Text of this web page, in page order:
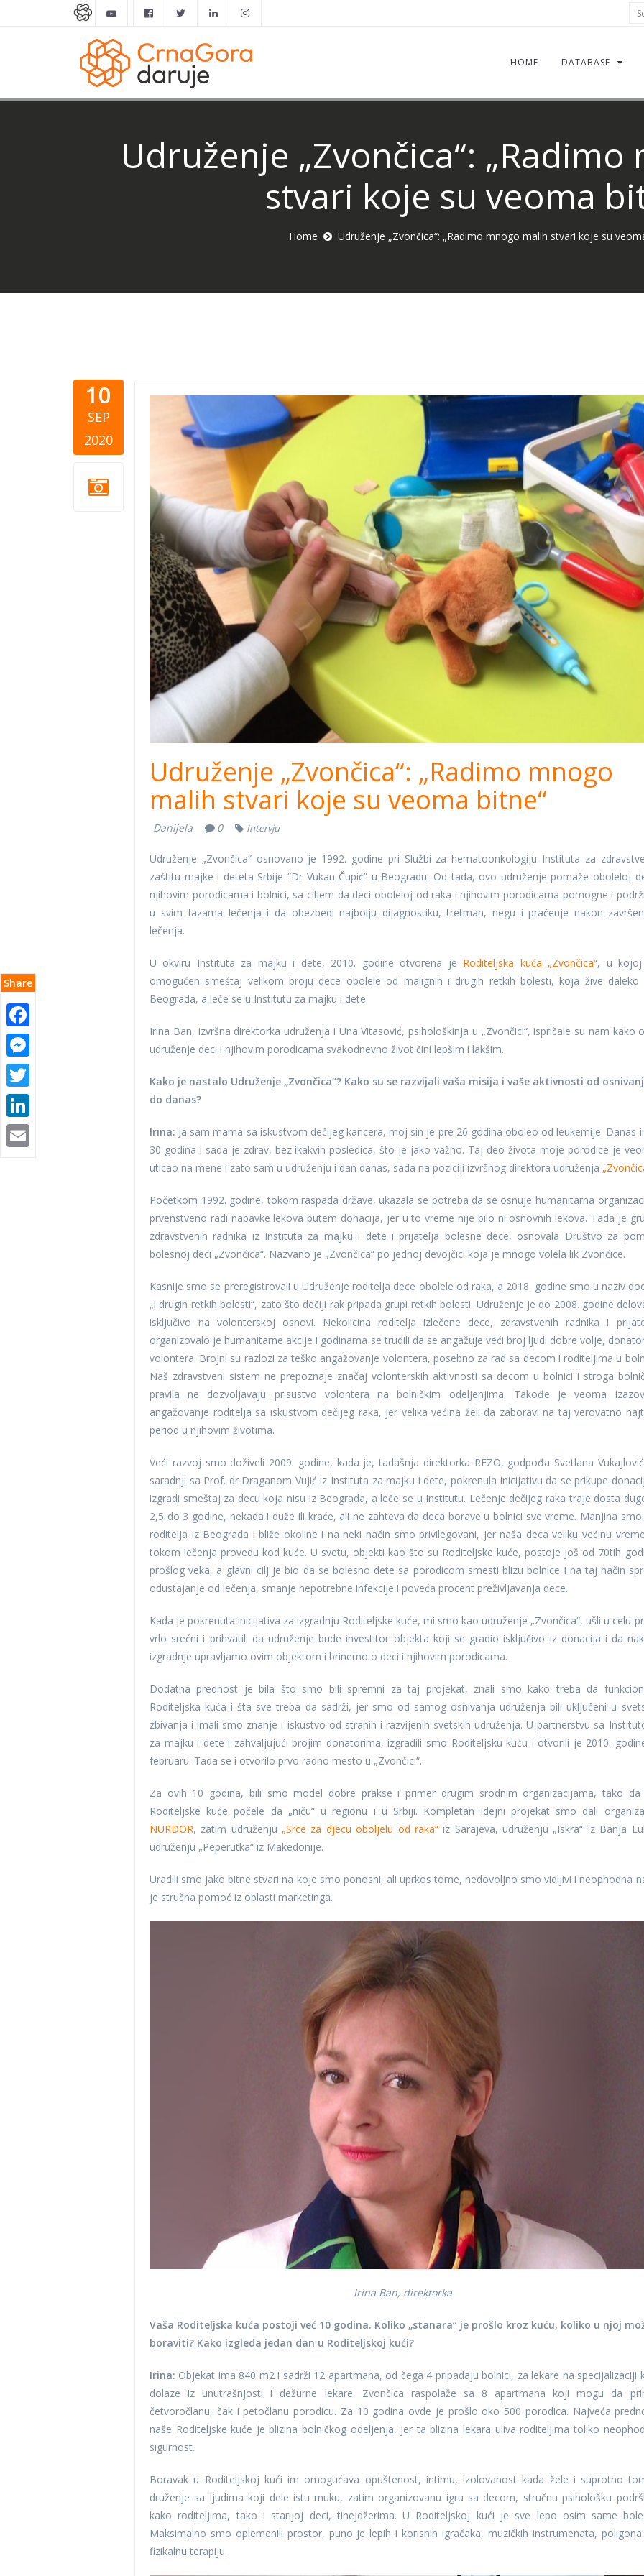
HOME DATABASE
Udruženje „Zvončica“:
stvari koje su veoma
Home Udruženje „Zvončica“: „Radimo mnogo malih stvari koje su
10
SEP
2020
Share
Udruženje-Zvončica-Jana.jpg
Udruženje „Zvončica“: „Radimo mnogo
malih stvari koje su veoma bitne“
Danijela 0 Intervju
Udruženje „Zvončica“ osnovano je 1992. godine pri Službi za hematoonkologiju Instituta za
zaštitu majke i deteta Srbije “Dr Vukan Čupić” u Beogradu. Od tada, ovo udruženje pomaže oboleloj
njihovim porodicama i bolnici, sa ciljem da deci oboleloj od raka i njihovim porodicama pomogne i
u svim fazama lečenja i da obezbedi najbolju dijagnostiku, tretman, negu i praćenje nakon
lečenja.
U okviru Instituta za majku i dete, 2010. godine otvorena je Roditeljska kuća „Zvončica“, u
omogućen smeštaj velikom broju dece obolele od malignih i drugih retkih bolesti, koja žive daleko
Beograda, a leče se u Institutu za majku i dete.
Irina Ban, izvršna direktorka udruženja i Una Vitasović, psihološkinja u „Zvončici“, ispričale su nam kako
udruženje deci i njihovim porodicama svakodnevno život čini lepšim i lakšim.
Kako je nastalo Udruženje „Zvončica“? Kako su se razvijali vaša misija i vaše aktivnosti od
do danas?
Irina: Ja sam mama sa iskustvom dečijeg kancera, moj sin je pre 26 godina oboleo od leukemije. Danas
30 godina i sada je zdrav, bez ikakvih posledica, što je jako važno. Taj deo života moje porodice je
uticao na mene i zato sam u udruženju i dan danas, sada na poziciji izvršnog direktora udruženja
Početkom 1992. godine, tokom raspada države, ukazala se potreba da se osnuje humanitarna
prvenstveno radi nabavke lekova putem donacija, jer u to vreme nije bilo ni osnovnih lekova. Tada je
zdravstvenih radnika iz Instituta za majku i dete i prijatelja bolesne dece, osnovala Društvo za
bolesnoj deci „Zvončica“. Nazvano je „Zvončica“ po jednoj devojčici koja je mnogo volela lik Zvončice.
Kasnije smo se preregistrovali u Udruženje roditelja dece obolele od raka, a 2018. godine smo u naziv
„i drugih retkih bolesti“, zato što dečiji rak pripada grupi retkih bolesti. Udruženje je do 2008. godine
isključivo na volonterskoj osnovi. Nekolicina roditelja izlečene dece, zdravstvenih radnika i
organizovalo je humanitarne akcije i godinama se trudili da se angažuje veći broj ljudi dobre volje,
volontera. Brojni su razlozi za teško angažovanje volontera, posebno za rad sa decom i roditeljima u
Naš zdravstveni sistem ne prepoznaje značaj volonterskih aktivnosti sa decom u bolnici i stroga
pravila ne dozvoljavaju prisustvo volontera na bolničkim odeljenjima. Takođe je veoma
angažovanje roditelja sa iskustvom dečijeg raka, jer velika većina želi da zaboravi na taj verovatno
period u njihovim životima.
Veći razvoj smo doživeli 2009. godine, kada je, tadašnja direktorka RFZO, godpođa Svetlana
saradnji sa Prof. dr Draganom Vujić iz Instituta za majku i dete, pokrenula inicijativu da se prikupe
izgradi smeštaj za decu koja nisu iz Beograda, a leče se u Institutu. Lečenje dečijeg raka traje dosta
2,5 do 3 godine, nekada i duže ili kraće, ali ne zahteva da deca borave u bolnici sve vreme. Manjina
roditelja iz Beograda i bliže okoline i na neki način smo privilegovani, jer naša deca veliku većinu
tokom lečenja provedu kod kuće. U svetu, objekti kao što su Roditeljske kuće, postoje još od 70tih
prošlog veka, a glavni cilj je bio da se bolesno dete sa porodicom smesti blizu bolnice i na taj način
odustajanje od lečenja, smanje nepotrebne infekcije i poveća procent preživljavanja dece.
Kada je pokrenuta inicijativa za izgradnju Roditeljske kuće, mi smo kao udruženje „Zvončica“, ušli u celu
vrlo srećni i prihvatili da udruženje bude investitor objekta koji se gradio isključivo iz donacija i da
izgradnje upravljamo ovim objektom i brinemo o deci i njihovim porodicama.
Dodatna prednost je bila što smo bili spremni za taj projekat, znali smo kako treba da
Roditeljska kuća i šta sve treba da sadrži, jer smo od samog osnivanja udruženja bili uključeni u
zbivanja i imali smo znanje i iskustvo od stranih i razvijenih svetskih udruženja. U partnerstvu sa
za majku i dete i zahvaljujući brojim donatorima, izgradili smo Roditeljsku kuću i otvorili je 2010.
februaru. Tada se i otvorilo prvo radno mesto u „Zvončici“.
Za ovih 10 godina, bili smo model dobre prakse i primer drugim srodnim organizacijama, tako da
Roditeljske kuće počele da „niču“ u regionu i u Srbiji. Kompletan idejni projekat smo dali
NURDOR, zatim udruženju „Srce za djecu oboljelu od raka“iz Sarajeva, udruženju „Iskra“ iz Banja
udruženju „Peperutka“ iz Makedonije.
Uradili smo jako bitne stvari na koje smo ponosni, ali uprkos tome, nedovoljno smo vidljivi i neophodna
je stručna pomoć iz oblasti marketinga.
Irina Ban, direktorka
Vaša Roditeljska kuća postoji već 10 godina. Koliko „stanara“ je prošlo kroz kuću, koliko u njoj
boraviti? Kako izgleda jedan dan u Roditeljskoj kući?
Irina: Objekat ima 840 m2 i sadrži 12 apartmana, od čega 4 pripadaju bolnici, za lekare na specijalizaciji
dolaze iz unutrašnjosti i dežurne lekare. Zvončica raspolaže sa 8 apartmana koji mogu da
četvoročlanu, čak i petočlanu porodicu. Za 10 godina ovde je prošlo oko 500 porodica. Najveća
naše Roditeljske kuće je blizina bolničkog odeljenja, jer ta blizina lekara uliva roditeljima toliko
sigurnost.
Boravak u Roditeljskoj kući im omogućava opuštenost, intimu, izolovanost kada žele i suprotno
druženje sa ljudima koji dele istu muku, zatim organizovanu igru sa decom, stručnu psihološku
kako roditeljima, tako i starijoj deci, tinejdžerima. U Roditeljskoj kući je sve lepo osim same
Maksimalno smo oplemenili prostor, puno je lepih i korisnih igračaka, muzičkih instrumenata,
fizikalnu terapiju.